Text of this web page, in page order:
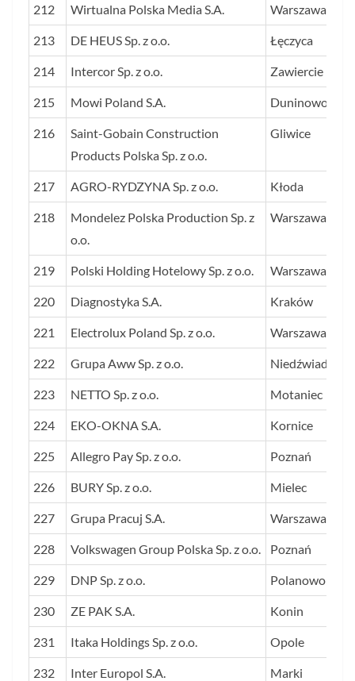
212 Wirtualna Polska Media S.A. Warszawa
213 DE HEUS Sp. z o.o. Łęczyca
214 Intercor Sp. z o.o. Zawiercie
215 Mowi Poland S.A. Duninowo
216
Saint-Gobain Construction
Products Polska Sp. z o.o.
Gliwice
217 AGRO-RYDZYNA Sp. z o.o. Kłoda
218
Mondelez Polska Production Sp. z
o.o.
Warszawa
219 Polski Holding Hotelowy Sp. z o.o. Warszawa
220 Diagnostyka S.A. Kraków
221 Electrolux Poland Sp. z o.o. Warszawa
222 Grupa Aww Sp. z o.o. Niedźwiady
223 NETTO Sp. z o.o. Motaniec
224 EKO-OKNA S.A. Kornice
225 Allegro Pay Sp. z o.o. Poznań
226 BURY Sp. z o.o. Mielec
227 Grupa Pracuj S.A. Warszawa
228 Volkswagen Group Polska Sp. z o.o. Poznań
229 DNP Sp. z o.o. Polanowo
230 ZE PAK S.A. Konin
231 Itaka Holdings Sp. z o.o. Opole
232 Inter Europol S.A. Marki